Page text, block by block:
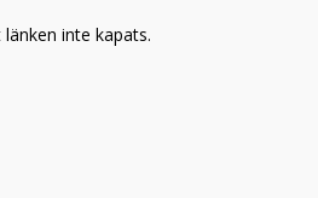
inte kapats.